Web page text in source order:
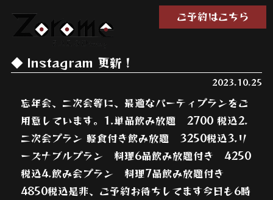
ご予約はこちら
Instagram 更新！
2023.10.25
忘年会、二次会等に、最適なパーティプランをご
用意しています。1.単品飲み放題 2700 税込2.
二次会プラン 軽食付き飲み放題 3250税込3.リ
ーズナブルプラン 料理6品飲み放題付き 4250
税込4.飲み会プラン 料理7品飲み放題付き
4850税込是非、ご予約お待ちしてます今日も6時